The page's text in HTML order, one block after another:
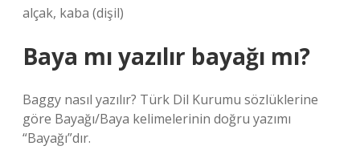
alçak, kaba (dişil)
Baya mı yazılır bayağı mı?
Baggy nasıl yazılır? Türk Dil Kurumu sözlüklerine
göre Bayağı/Baya kelimelerinin doğru yazımı
“Bayağı”dır.